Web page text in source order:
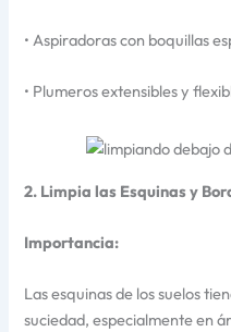
• Aspiradoras con boquillas
• Plumeros extensibles y
2. Limpia las Esquinas y
Importancia:
Las esquinas de los suelos
suciedad, especialmente en